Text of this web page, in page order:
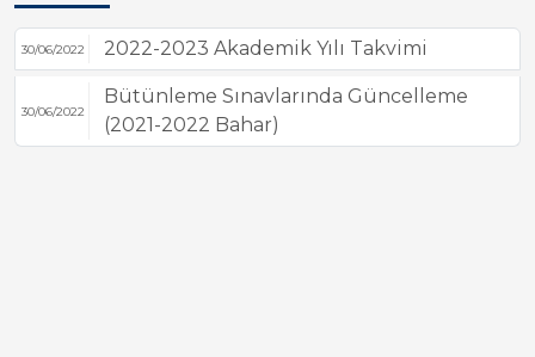
30/06/2022 2022-2023 Akademik Yılı Takvimi
30/06/2022
Bütünleme Sınavlarında Güncelleme
(2021-2022 Bahar)